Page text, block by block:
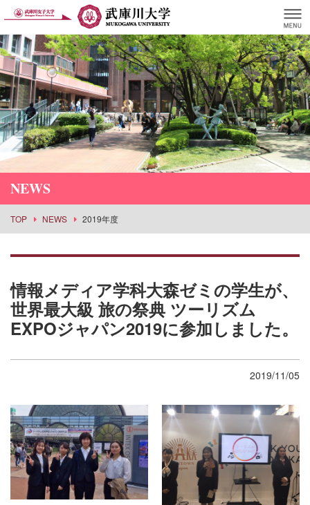
NEWS
TOP NEWS 2019年度
情報メディア学科大森ゼミの学生が、
世界最大級 旅の祭典 ツーリズム
EXPOジャパン2019に参加しました。
2019/11/05